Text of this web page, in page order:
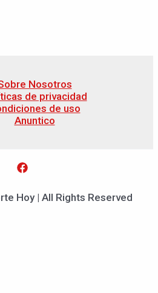
Nosotros
de privacidad
de uso
Anuntico
Hoy | All Rights Reserved